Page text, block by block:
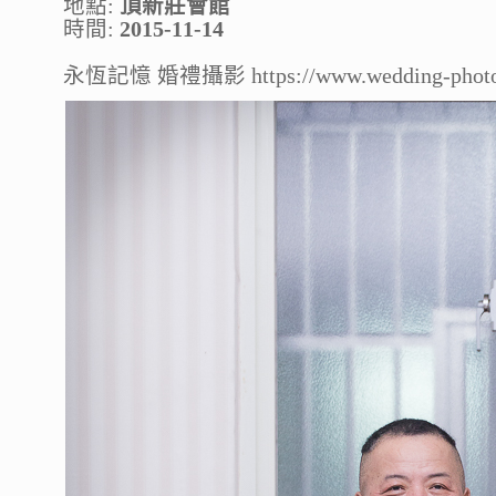
地點: 頂新莊會館
時間: 2015-11-14
永恆記憶 婚禮攝影 https://www.wedding-